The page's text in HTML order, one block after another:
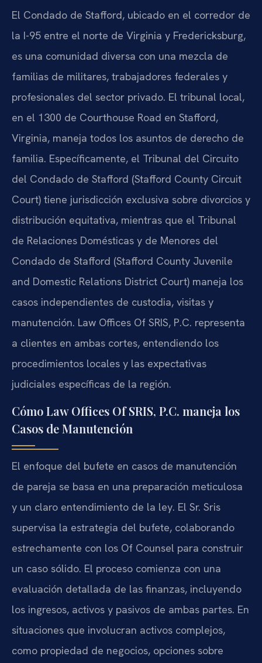
El Condado de Stafford, ubicado en el corredor de
la I-95 entre el norte de Virginia y Fredericksburg,
es una comunidad diversa con una mezcla de
familias de militares, trabajadores federales y
profesionales del sector privado. El tribunal local,
en el 1300 de Courthouse Road en Stafford,
Virginia, maneja todos los asuntos de derecho de
familia. Específicamente, el Tribunal del Circuito
del Condado de Stafford (Stafford County Circuit
Court) tiene jurisdicción exclusiva sobre divorcios y
distribución equitativa, mientras que el Tribunal
de Relaciones Domésticas y de Menores del
Condado de Stafford (Stafford County Juvenile
and Domestic Relations District Court) maneja los
casos independientes de custodia, visitas y
manutención. Law Offices Of SRIS, P.C. representa
a clientes en ambas cortes, entendiendo los
procedimientos locales y las expectativas
judiciales específicas de la región.
Cómo Law Offices Of SRIS, P.C. maneja los
Casos de Manutención
El enfoque del bufete en casos de manutención
de pareja se basa en una preparación meticulosa
y un claro entendimiento de la ley. El Sr. Sris
supervisa la estrategia del bufete, colaborando
estrechamente con los Of Counsel para construir
un caso sólido. El proceso comienza con una
evaluación detallada de las finanzas, incluyendo
los ingresos, activos y pasivos de ambas partes. En
situaciones que involucran activos complejos,
como propiedad de negocios, opciones sobre